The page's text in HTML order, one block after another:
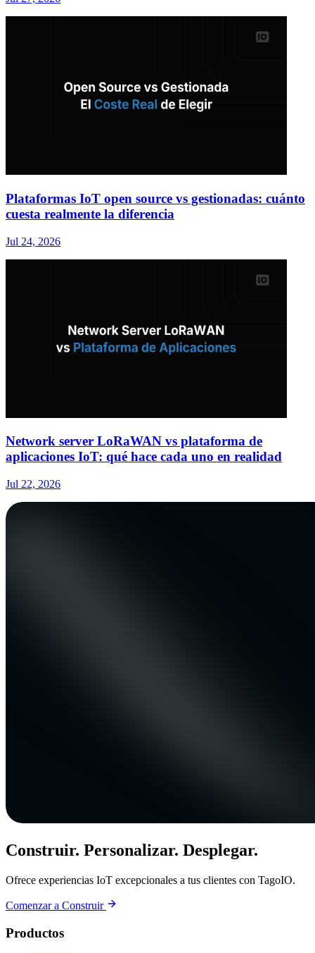
Plataformas IoT open source vs gestionadas: cuánto
cuesta realmente la diferencia
Jul 24, 2026
Network server LoRaWAN vs plataforma de
aplicaciones IoT: qué hace cada uno en realidad
Jul 22, 2026
Construir. Personalizar. Desplegar.
Ofrece experiencias IoT excepcionales a tus clientes con TagoIO.
Comenzar a Construir
Productos